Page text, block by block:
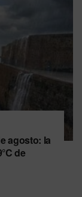
agosto: la
de